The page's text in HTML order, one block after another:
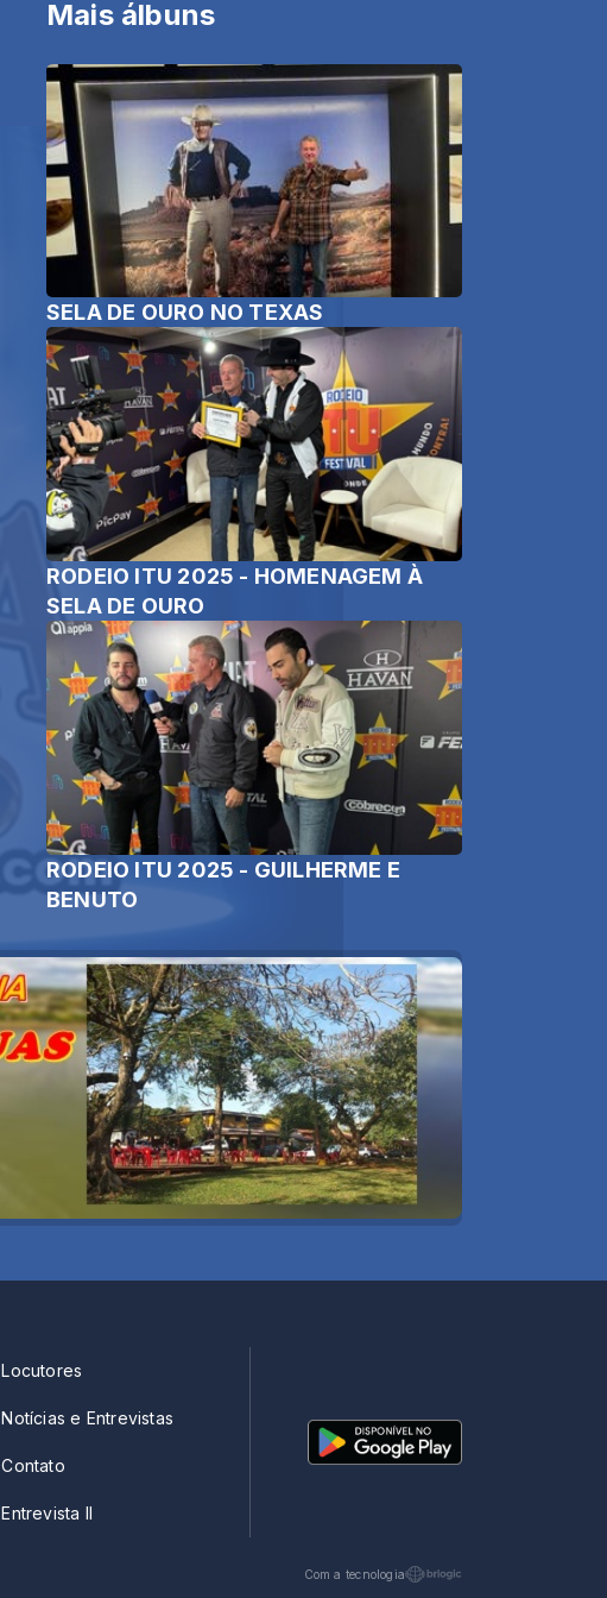
Mais álbuns
SELA DE OURO NO TEXAS
RODEIO ITU 2025 - HOMENAGEM À
SELA DE OURO
RODEIO ITU 2025 - GUILHERME E
BENUTO
Locutores
Notícias e Entrevistas
Contato
Entrevista II
Com a tecnologia